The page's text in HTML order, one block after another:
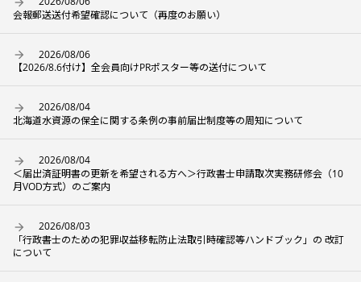
会報郵送送付希望確認について（再度のお願い）
2026/08/06
【2026/8.6付け】全会員向けPRポスター等の送付について
2026/08/04
北海道水資源の保全に関する条例の事前届出制度等の周知について
2026/08/04
＜届出済証明書の更新を希望される方へ＞行政書士申請取次実務研修会（10
月VOD方式）のご案内
2026/08/03
「行政書士のための犯罪収益移転防止法取引時確認等ハンドブック」の 改訂
について